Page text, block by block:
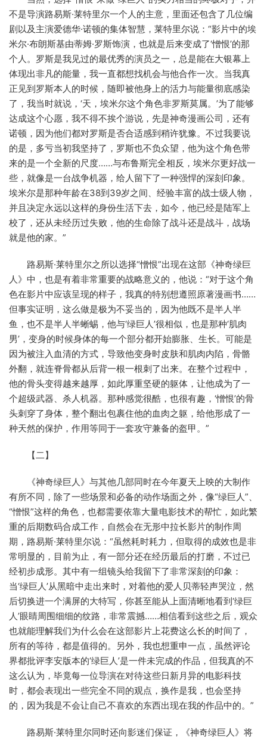
不是导演路易斯·莱特里尔一个人的主意，里面还包含了几位编
剧以及主演爱德华·诺顿的集体智慧，莱特里尔说：“影片中的埃
米尔·布朗斯基由蒂姆·罗斯饰演，也就是后来变成了‘憎恨’的那
个人。罗斯是我见过的最优秀的演员之一，总是能在大银幕上
体现出非凡的能量，我一直都想找机会与他合作一次。当我真
正见到罗斯本人的时候，随即被他身上的活力与能量彻底感染
了，我当时就说，‘天，埃米尔这个角色非罗斯莫属。’为了能够
达成这个心愿，我不得不挨个游说，先是神奇漫画公司，还有
诺顿，因为他们都对罗斯是否合适感到稍许犹豫。不过我要说
的是，多亏当初我坚持了，罗斯也不负众望，他为这个角色带
来的是一个全新的尺度……与布鲁斯完全相反，埃米尔更好战一
些，就像是一台战争机器，给人留下了一种强悍的深刻印象。
埃米尔是那种年龄在38到39岁之间、经验丰富的战士级人物，
并且决定永远以这样的身份生活下去，如今，他已经是陆军上
校了，还从未经历过失败，他的生命除了战斗还是战斗，战场
就是他的家。”
路易斯·莱特里尔之所以选择“憎恨”出现在这部《神奇绿巨
人》中，也是有着非常重要的战略意义的，他说：“对于这个角
色在影片中应该呈现的样子，我真的特别想遵照原著漫画书……
但事实证明，这么做是极为不妥当的，因为他既不是半人半
鱼，也不是半人半蜥蜴，他与‘绿巨人’很相似，也是那种‘肌肉
男’，变身的时候身体的每一个部分都开始膨胀、生长。可能是
因为被注入血清的方式，导致他变身时皮肤和肌肉内陷，骨骼
外翻，就连脊骨都从后背一根一根刺了出来。在整个过程中，
他的骨头变得越来越厚，如此厚重坚硬的躯体，让他成为了一
个超级武器、杀人机器。那种感觉很酷，也很有趣，‘憎恨’的骨
头刺穿了身体，整个翻出包裹住他的血肉之躯，给他形成了一
种天然的保护，作用等同于一套攻守兼备的盔甲。”
【二】
《神奇绿巨人》与其他几部同时在今年夏天上映的大制作
有所不同，除了一些场景和必备的动作场面之外，像“绿巨人”、
“憎恨”这样的角色，也都需要依靠大量电影技术的帮忙，如此繁
重的后期数码合成工作，自然会在无形中拉长影片的制作周
期，路易斯·莱特里尔说：“虽然耗时耗力，但取得的成效也是非
常明显的，目前为止，有一部分还在经历最后的打磨，不过已
经初步成形。其中有一组镜头给我留下了非常深刻的印象：
当‘绿巨人’从黑暗中走出来时，对着他的爱人贝蒂轻声哭泣，然
后切换进一个满屏的大特写，你甚至能从上面清晰地看到‘绿巨
人’眼睛周围细细的纹路，非常震撼……相信看到这些之后，观众
也就能理解我们为什么会在这部影片上花费这么长的时间了，
所有的等待，都是值得的。另外，我也想重申一点，虽然评论
界都批评李安版本的‘绿巨人’是一件未完成的作品，但我真的不
这么认为，毕竟每一位导演在对待这些日新月异的电影科技
时，都会表现出一些完全不同的观点，换作是我，也会坚持
的，因为我是不会让自己不喜欢的东西出现在我的作品中的。”
路易斯·莱特里尔同时还向影迷们保证，《神奇绿巨人》将